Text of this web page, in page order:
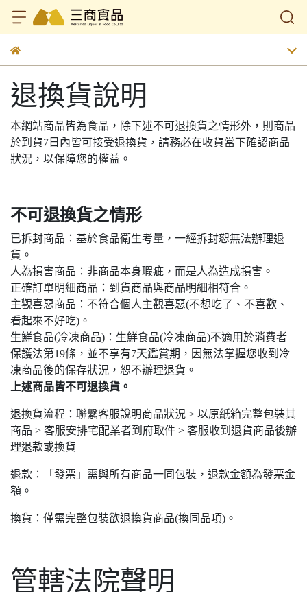
退換貨說明
本網站商品皆為食品，除下述不可退換貨之情形外，則商品
於到貨7日內皆可接受退換貨，請務必在收貨當下確認商品
狀況，以保障您的權益。
不可退換貨之情形
已拆封商品：基於食品衛生考量，一經拆封恕無法辦理退
貨。
人為損害商品：非商品本身瑕疵，而是人為造成損害。
正確訂單明細商品：到貨商品與商品明細相符合。
主觀喜惡商品：不符合個人主觀喜惡(不想吃了、不喜歡、
看起來不好吃)。
生鮮食品(冷凍商品)：生鮮食品(冷凍商品)不適用於消費者
保護法第19條，並不享有7天鑑賞期，因無法掌握您收到冷
凍商品後的保存狀況，恕不辦理退貨。
上述商品皆不可退換貨。
退換貨流程：聯繫客服說明商品狀況 > 以原紙箱完整包裝其
商品 > 客服安排宅配業者到府取件 > 客服收到退貨商品後辦
理退款或換貨
退款：「發票」需與所有商品一同包裝，退款金額為發票金
額。
換貨：僅需完整包裝欲退換貨商品(換同品項)。
管轄法院聲明